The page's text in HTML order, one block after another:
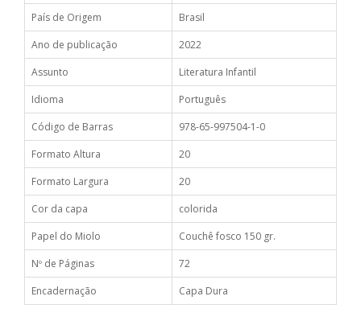
País de Origem
Brasil
Ano de publicação
2022
Assunto
Literatura Infantil
Idioma
Português
Código de Barras
978-65-997504-1-0
Formato Altura
20
Formato Largura
20
Cor da capa
colorida
Papel do Miolo
Couchê fosco 150 gr.
Nº de Páginas
72
Encadernação
Capa Dura